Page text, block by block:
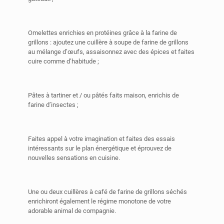
Omelettes enrichies en protéines grâce à la farine de
grillons : ajoutez une cuillère à soupe de farine de grillons
au mélange d’œufs, assaisonnez avec des épices et faites
cuire comme d’habitude ;
Pâtes à tartiner et / ou pâtés faits maison, enrichis de
farine d’insectes ;
Faites appel à votre imagination et faites des essais
intéressants sur le plan énergétique et éprouvez de
nouvelles sensations en cuisine.
Une ou deux cuillères à café de farine de grillons séchés
enrichiront également le régime monotone de votre
adorable animal de compagnie.